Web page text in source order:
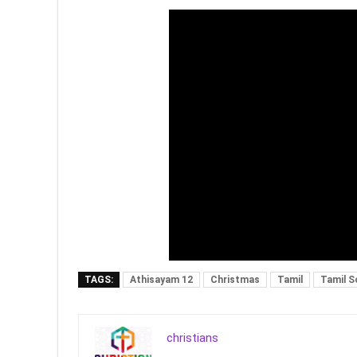
TAGS: Athisayam 12 Christmas Tamil Tamil
christians